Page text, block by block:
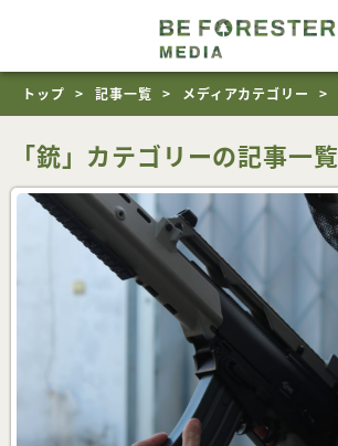
トップ 記事一覧 メディアカテゴリー
「銃」カテゴリーの記事一覧